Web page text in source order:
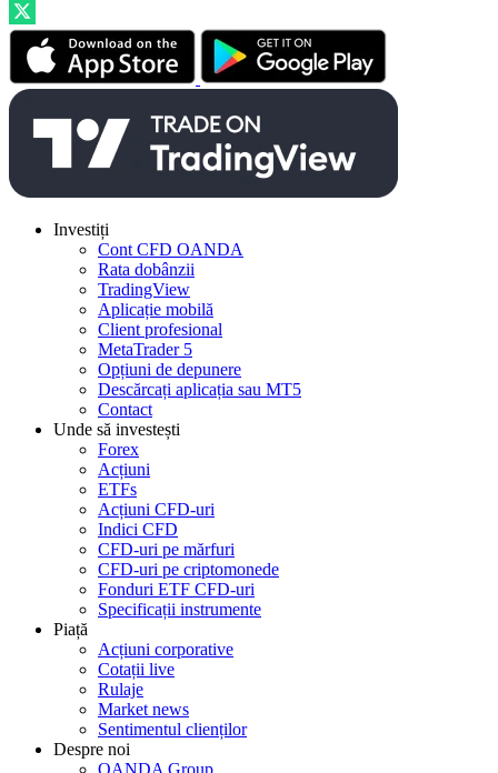
Investiți
Cont CFD OANDA
Rata dobânzii
TradingView
Aplicație mobilă
Client profesional
MetaTrader 5
Opțiuni de depunere
Descărcați aplicația sau MT5
Contact
Unde să investești
Forex
Acțiuni
ETFs
Acțiuni CFD-uri
Indici CFD
CFD-uri pe mărfuri
CFD-uri pe criptomonede
Fonduri ETF CFD-uri
Specificații instrumente
Piață
Acțiuni corporative
Cotații live
Rulaje
Market news
Sentimentul clienților
Despre noi